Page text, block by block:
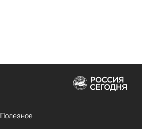
Полезное